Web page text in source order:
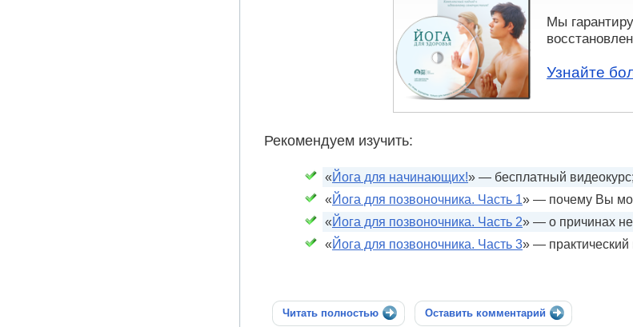
Мы
Узнайте
Рекомендуем изучить:
«Йога для начинающих!» — бесплатный видеокурс;
«Йога для позвоночника. Часть 1» — почему Вы
«Йога для позвоночника. Часть 2» — о причинах
«Йога для позвоночника. Часть 3» —
Читать полностью Оставить комментарий